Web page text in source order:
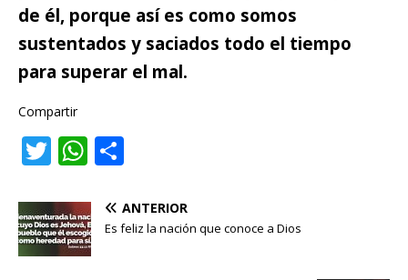
de él, porque así es como somos
sustentados y saciados todo el tiempo
para superar el mal.
Compartir
T
it
te
r
W
at
s
A
m
p
ANTERIOR
Es feliz la nación que conoce a Dios